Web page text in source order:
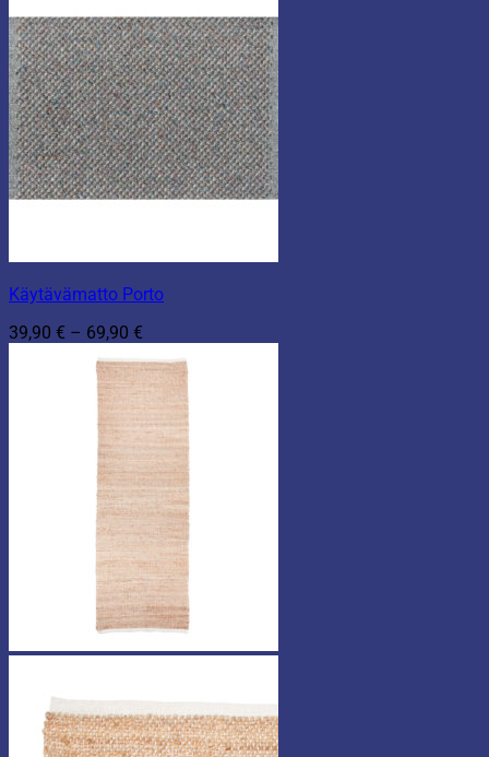
Käytävämatto Porto
39,90 € – 69,90 €
-
69,90 €